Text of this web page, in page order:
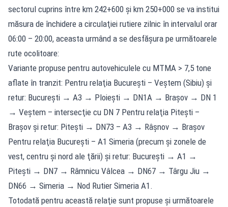
sectorul cuprins între km 242+600 şi km 250+000 se va institui
măsura de închidere a circulaţiei rutiere zilnic în intervalul orar
06:00 – 20:00, aceasta urmând a se desfăşura pe următoarele
rute ocolitoare:
Variante propuse pentru autovehiculele cu MTMA > 7,5 tone
aflate în tranzit: Pentru relaţia Bucureşti – Veştem (Sibiu) şi
retur: Bucureşti → A3 → Ploieşti → DN1A → Braşov → DN 1
→ Veştem – intersecţie cu DN 7 Pentru relaţia Piteşti –
Braşov şi retur: Piteşti → DN73 – A3 → Râşnov → Braşov
Pentru relaţia Bucureşti – A1 Simeria (precum şi zonele de
vest, centru şi nord ale ţării) şi retur: Bucureşti → A1 →
Piteşti → DN7 → Râmnicu Vâlcea → DN67 → Târgu Jiu →
DN66 → Simeria → Nod Rutier Simeria A1.
Totodată pentru această relaţie sunt propuse şi următoarele